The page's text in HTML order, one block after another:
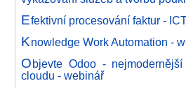
Efektivní procesování faktur -
Knowledge Work Automation -
Objevte Odoo -
cloudu - webinář